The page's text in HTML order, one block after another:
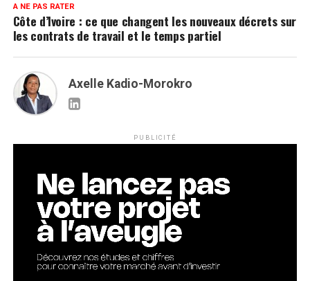
A NE PAS RATER
Côte d’Ivoire : ce que changent les nouveaux décrets sur
les contrats de travail et le temps partiel
Axelle Kadio-Morokro
PUBLICITÉ